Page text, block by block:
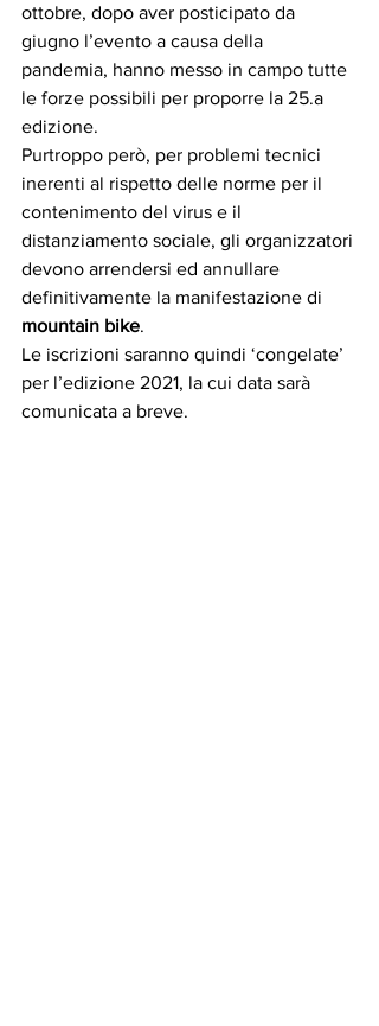
ottobre, dopo aver posticipato da
giugno l’evento a causa della
pandemia, hanno messo in campo tutte
le forze possibili per proporre la 25.a
edizione.
Purtroppo però, per problemi tecnici
inerenti al rispetto delle norme per il
contenimento del virus e il
distanziamento sociale, gli organizzatori
devono arrendersi ed annullare
definitivamente la manifestazione di
mountain bike.
Le iscrizioni saranno quindi ‘congelate’
per l’edizione 2021, la cui data sarà
comunicata a breve.